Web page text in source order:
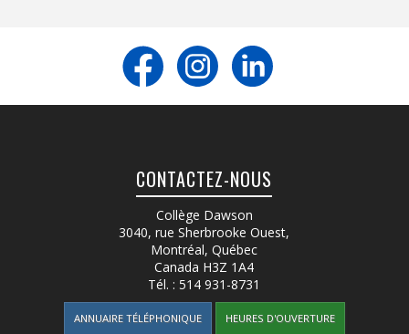
CONTACTEZ-NOUS
Collège Dawson
3040, rue Sherbrooke Ouest,
Montréal, Québec
Canada H3Z 1A4
Tél. :514 931-8731
ANNUAIRE TÉLÉPHONIQUE HEURES D'OUVERTURE